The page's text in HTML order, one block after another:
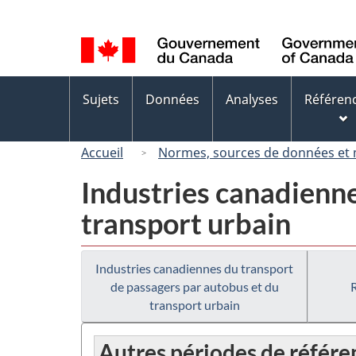
de
la
langue
des
Sujets Données Analyses
Accueil Normes, sources de données et
Industries
transport urbain
Industries canadiennes du transport
de passagers par autobus et du
transport urbain